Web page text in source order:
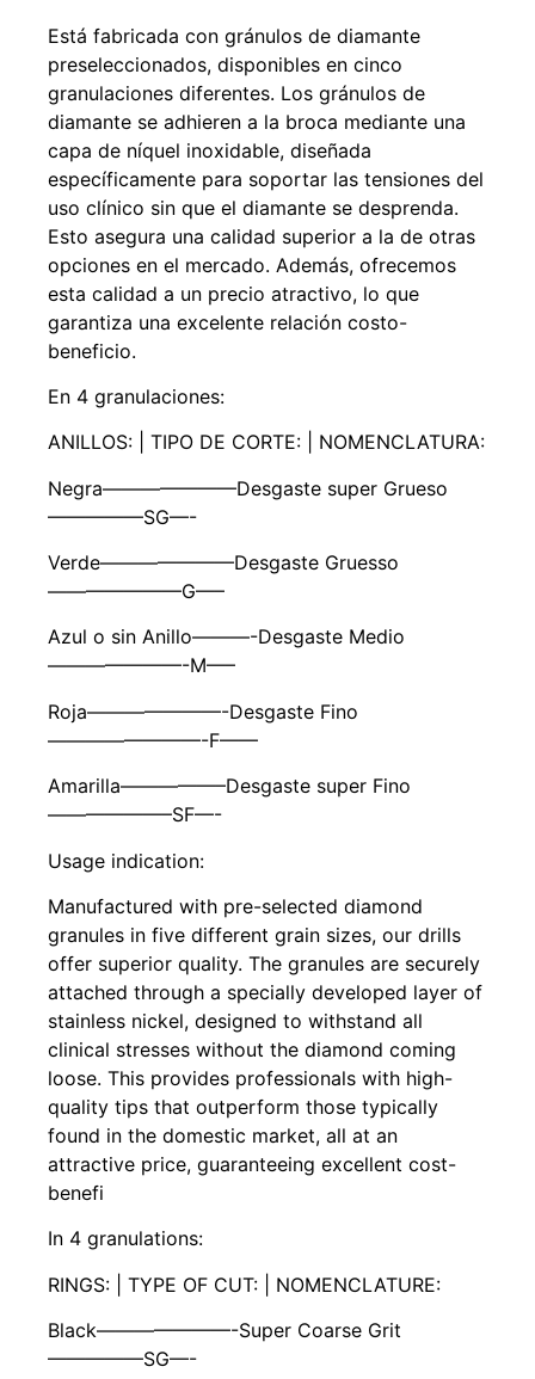
Está fabricada con gránulos de diamante
preseleccionados, disponibles en cinco
granulaciones diferentes. Los gránulos de
diamante se adhieren a la broca mediante una
capa de níquel inoxidable, diseñada
específicamente para soportar las tensiones del
uso clínico sin que el diamante se desprenda.
Esto asegura una calidad superior a la de otras
opciones en el mercado. Además, ofrecemos
esta calidad a un precio atractivo, lo que
garantiza una excelente relación costo-
beneficio.
En 4 granulaciones:
ANILLOS: | TIPO DE CORTE: | NOMENCLATURA:
Negra———————Desgaste super Grueso
—————SG—-
Verde———————Desgaste Gruesso
———————G—–
Azul o sin Anillo———-Desgaste Medio
———————-M—–
Roja———————-Desgaste Fino
————————-F——
Amarilla—————–Desgaste super Fino
——————–SF—-
Usage indication:
Manufactured with pre-selected diamond
granules in five different grain sizes, our drills
offer superior quality. The granules are securely
attached through a specially developed layer of
stainless nickel, designed to withstand all
clinical stresses without the diamond coming
loose. This provides professionals with high-
quality tips that outperform those typically
found in the domestic market, all at an
attractive price, guaranteeing excellent cost-
benefi
In 4 granulations:
RINGS: | TYPE OF CUT: | NOMENCLATURE:
Black———————-Super Coarse Grit
—————SG—-